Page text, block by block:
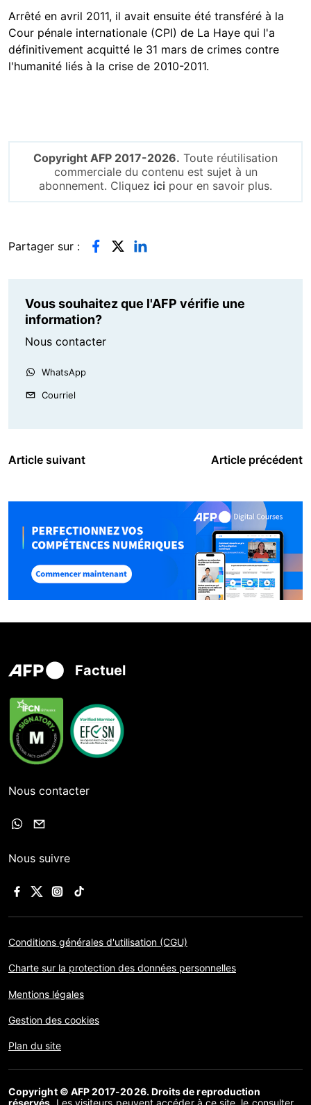
Arrêté en avril 2011, il avait ensuite été transféré à la
Cour pénale internationale (CPI) de La Haye qui l'a
définitivement acquitté le 31 mars de crimes contre
l'humanité liés à la crise de 2010-2011.
Copyright AFP 2017-2026. Toute réutilisation
commerciale du contenu est sujet à un
abonnement. Cliquez ici pour en savoir plus.
Partager sur :
Vous souhaitez que l'AFP vérifie une
information?
Nous contacter
WhatsApp
Courriel
Article suivant Article précédent
Factuel
Nous contacter
Nous suivre
Conditions générales d'utilisation (CGU)
Charte sur la protection des données personnelles
Mentions légales
Gestion des cookies
Plan du site
Copyright © AFP 2017-2026. Droits de reproduction
réservés . Les visiteurs peuvent accéder à ce site, le consulter